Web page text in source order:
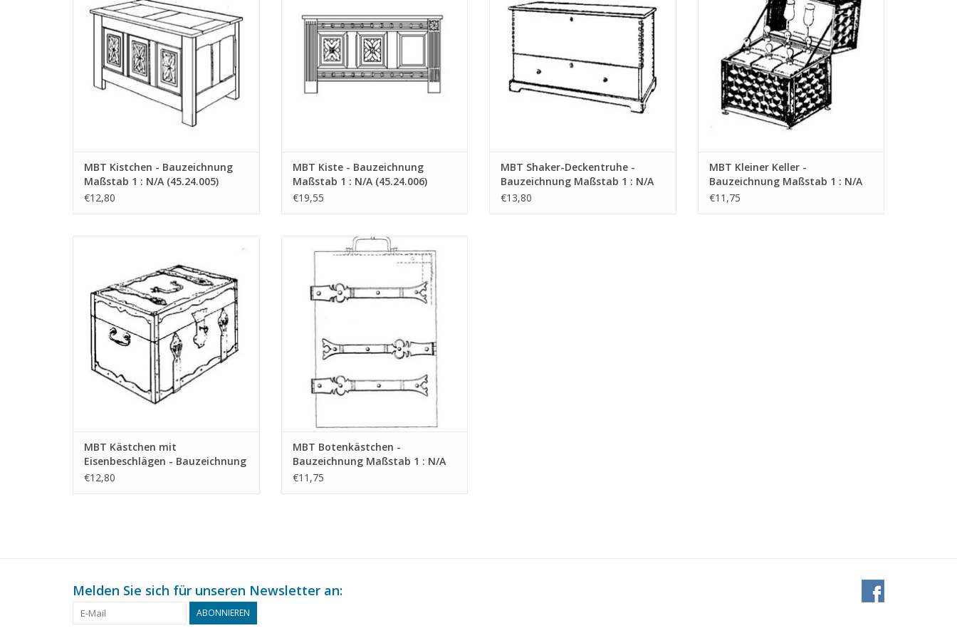
MBT Kistchen - Bauzeichnung
Maßstab 1 : N/A (45.24.005)
€12,80
MBT Kiste - Bauzeichnung
Maßstab 1 : N/A (45.24.006)
€19,55
MBT Shaker-Deckentruhe -
Bauzeichnung Maßstab 1 : N/A
(45.24.008)
€13,80
MBT Kleiner Keller -
Bauzeichnung Maßstab 1 : N/A
(45.24.009)
€11,75
ZUM WARENKORB HINZUFÜGEN
MBT Kästchen mit
Eisenbeschlägen - Bauzeichnung
Maßstab 1 : N/A (45.24.010)
€12,80
MBT Botenkästchen - Bauzeichnung
Maßstab 1 : N/A (45.24.011)
ZUM WARENKORB HINZUFÜGEN
MBT Botenkästchen -
Bauzeichnung Maßstab 1 : N/A
(45.24.011)
€11,75
Melden Sie sich für unseren Newsletter an:
ABONNIEREN